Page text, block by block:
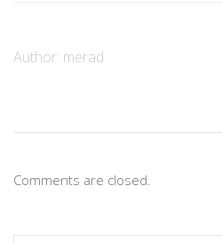
Author: merad
Comments are closed.